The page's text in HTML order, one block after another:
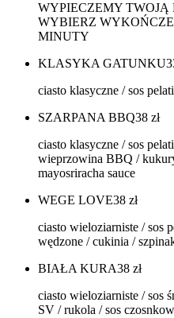
WYPIECZEMY TWOJĄ
WYBIERZ
MINUTY
KLASYKA GATUNKU
ciasto klasyczne / sos
SZARPANA BBQ38 zł
ciasto klasyczne / sos
wieprzowina BBQ /
mayosriracha sauce
WEGE LOVE38 zł
ciasto wieloziarniste / sos
wędzone / cukinia /
BIAŁA KURA38 zł
ciasto wieloziarniste / sos
SV / rukola / sos